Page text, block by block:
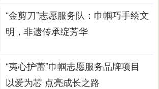
“金剪刀”志愿服务队：巾帼巧手绘文
明，非遗传承绽芳华
“夷心护蕾”巾帼志愿服务品牌项目
以爱为芯 点亮成长之路